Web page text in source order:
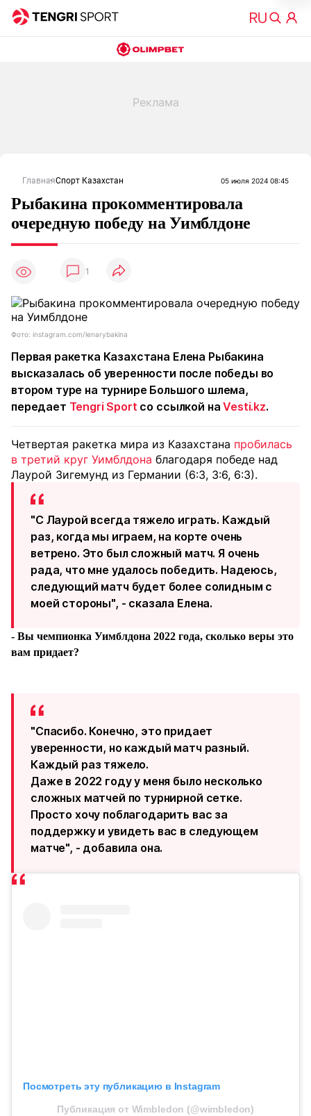
ГлавнаяСпорт Казахстан 05 июля 2024 08:45
Рыбакина прокомментировала
очередную победу на Уимблдоне
1
Фото: instagram.com/lenarybakina
Первая ракетка Казахстана Елена Рыбакина
высказалась об уверенности после победы во
втором туре на турнире Большого шлема,
передает Tengri Sport со ссылкой наVesti.kz.
Четвертая ракетка мира из Казахстана пробилась
в третий круг Уимблдона благодаря победе над
Лаурой Зигемунд из Германии (6:3, 3:6, 6:3).
"С Лаурой всегда тяжело играть. Каждый
раз, когда мы играем, на корте очень
ветрено. Это был сложный матч. Я очень
рада, что мне удалось победить. Надеюсь,
следующий матч будет более солидным с
моей стороны", - сказала Елена.
- Вы чемпионка Уимблдона 2022 года, сколько веры это
вам придает?
"Спасибо. Конечно, это придает
уверенности, но каждый матч разный.
Каждый раз тяжело.
Даже в 2022 году у меня было несколько
сложных матчей по турнирной сетке.
Просто хочу поблагодарить вас за
поддержку и увидеть вас в следующем
матче", - добавила она.
Посмотреть эту публикацию в Instagram
Публикация от Wimbledon (@wimbledon)